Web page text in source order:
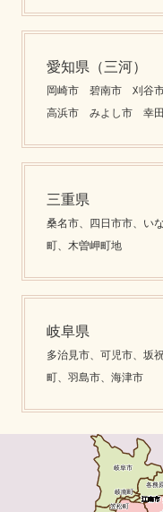
愛知県（三河）
岡崎市 碧南市 刈
高浜市 みよし市 幸
三重県
桑名市、四日市市、い
町、木曽岬町地
岐阜県
多治見市、可児市、坂
町、羽島市、海津市